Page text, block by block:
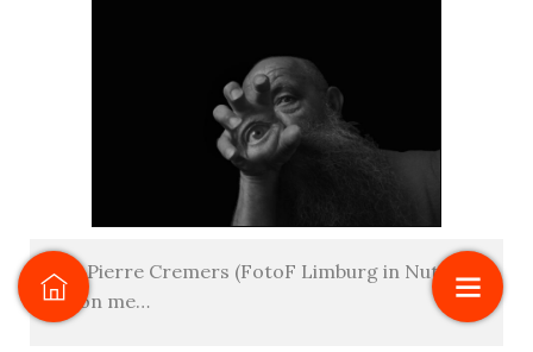
Jean Pierre Cremers (FotoF Limburg in Nuth):
Eye on me…